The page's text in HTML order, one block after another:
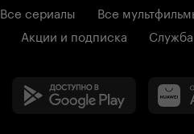
Все сериалы Все
Акции и подписка